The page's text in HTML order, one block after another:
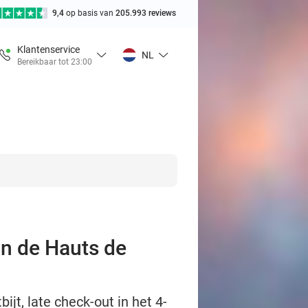
9,4 op basis van 205.993 reviews
Klantenservice
Bereikbaar tot 23:00
NL
de Hauts de
late check-out in het 4-